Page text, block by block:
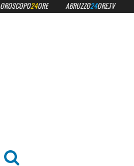
OROSCOPO24ORE ABRUZZO24ORE.TV